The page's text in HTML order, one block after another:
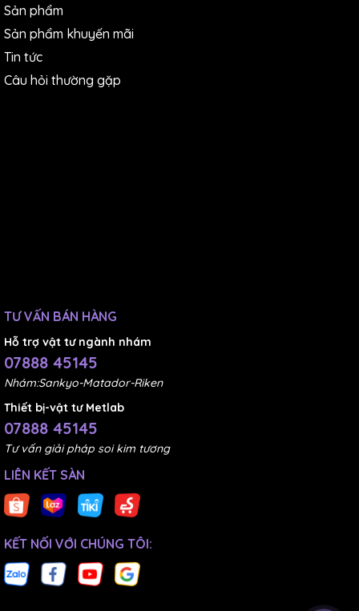
Sản phẩm
Sản phẩm khuyến mãi
Tin tức
Câu hỏi thường gặp
TƯ VẤN BÁN HÀNG
Hỗ trợ vật tư ngành nhám
07888 45145
Nhám:Sankyo-Matador-Riken
Thiết bị-vật tư Metlab
07888 45145
Tư vấn giải pháp soi kim tương
LIÊN KẾT SÀN
KẾT NỐI VỚI CHÚNG TÔI: